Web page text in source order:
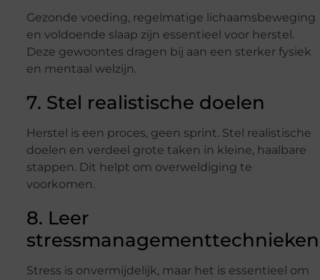
Gezonde voeding, regelmatige lichaamsbeweging
en voldoende slaap zijn essentieel voor herstel.
Deze gewoontes dragen bij aan een sterker fysiek
en mentaal welzijn.
7. Stel realistische doelen
Herstel is een proces, geen sprint. Stel realistische
doelen en verdeel grote taken in kleine, haalbare
stappen. Dit helpt om overweldiging te
voorkomen.
8. Leer
stressmanagementtechnieken
Stress is onvermijdelijk, maar het is essentieel om